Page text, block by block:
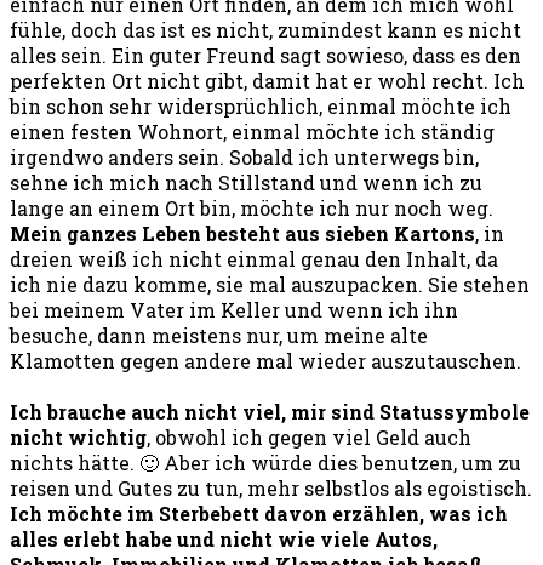
fühle, doch das ist es nicht, zumindest kann es nicht
alles sein. Ein guter Freund sagt sowieso, dass es den
perfekten Ort nicht gibt, damit hat er wohl recht. Ich
bin schon sehr widersprüchlich, einmal möchte ich
einen festen Wohnort, einmal möchte ich ständig
irgendwo anders sein. Sobald ich unterwegs bin,
sehne ich mich nach Stillstand und wenn ich zu
lange an einem Ort bin, möchte ich nur noch weg.
Mein ganzes Leben besteht aus sieben Kartons, in
dreien weiß ich nicht einmal genau den Inhalt, da
ich nie dazu komme, sie mal auszupacken. Sie stehen
bei meinem Vater im Keller und wenn ich ihn
besuche, dann meistens nur, um meine alte
Klamotten gegen andere mal wieder auszutauschen.
Ich brauche auch nicht viel, mir sind Statussymbole
nicht wichtig, obwohl ich gegen viel Geld auch
nichts hätte. 🙂 Aber ich würde dies benutzen, um zu
reisen und Gutes zu tun, mehr selbstlos als egoistisch.
Ich möchte im Sterbebett davon erzählen, was ich
alles erlebt habe und nicht wie viele Autos,